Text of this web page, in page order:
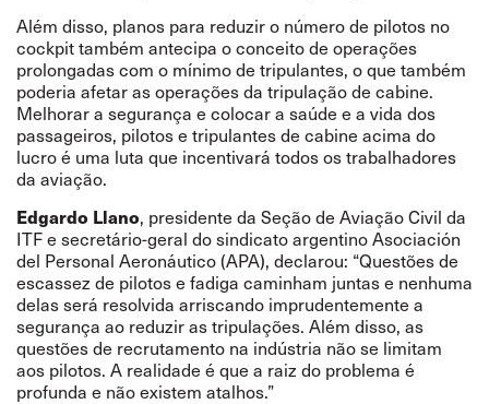
Além disso, planos para reduzir o número de pilotos no
cockpit também antecipa o conceito de operações
prolongadas com o mínimo de tripulantes, o que também
poderia afetar as operações da tripulação de cabine.
Melhorar a segurança e colocar a saúde e a vida dos
passageiros, pilotos e tripulantes de cabine acima do
lucro é uma luta que incentivará todos os trabalhadores
da aviação.
Edgardo Llano, presidente da Seção de Aviação Civil da
ITF e secretário-geral do sindicato argentino Asociación
del Personal Aeronáutico (APA), declarou: “Questões de
escassez de pilotos e fadiga caminham juntas e nenhuma
delas será resolvida arriscando imprudentemente a
segurança ao reduzir as tripulações. Além disso, as
questões de recrutamento na indústria não se limitam
aos pilotos. A realidade é que a raiz do problema é
profunda e não existem atalhos.”